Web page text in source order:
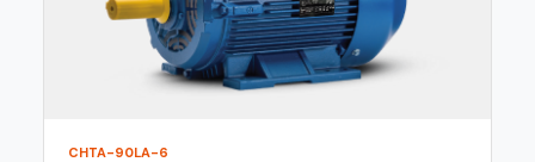
CHTA-90LA-6